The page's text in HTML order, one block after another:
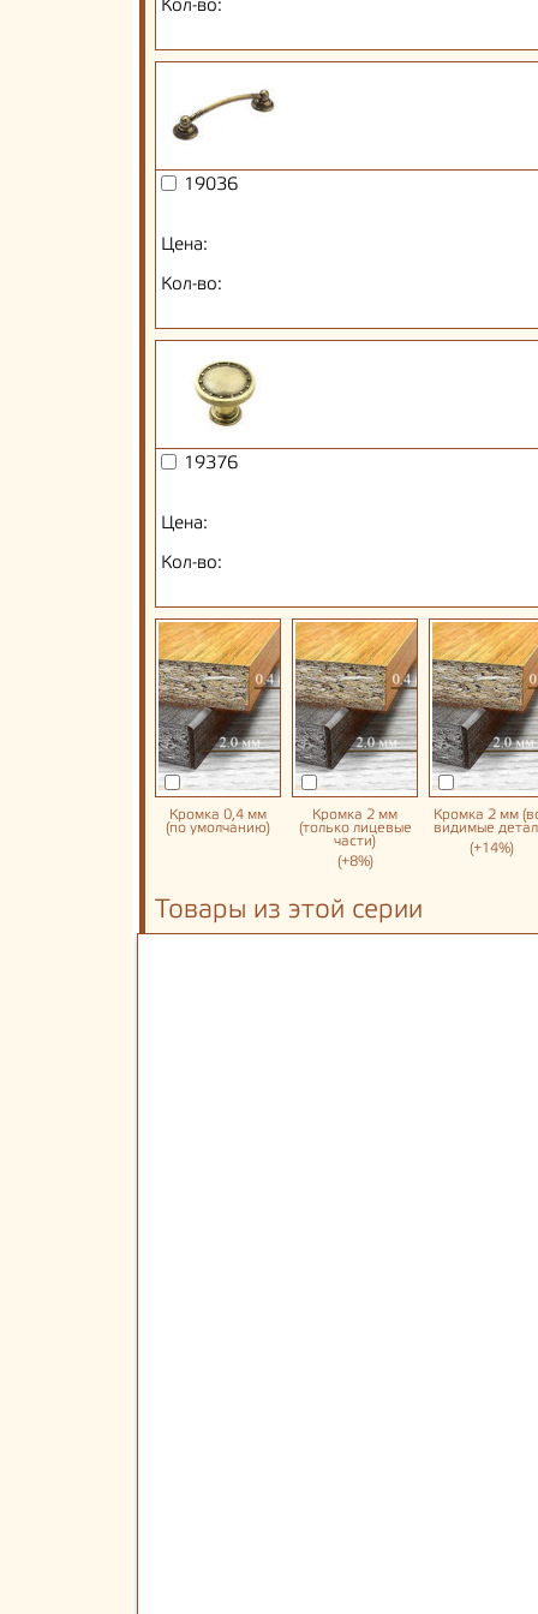
Кол-во:
19036
Цена:
Кол-во:
19376
Цена:
Кол-во:
Кромка 0,4 мм
(по умолчанию)
Кромка 2 мм
(только лицевые
части)
(+8%)
Кромка 2 мм
видимые
(+14%)
Товары из этой серии